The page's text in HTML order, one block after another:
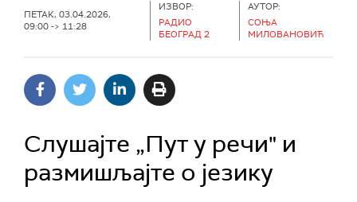
ПЕТАК, 03.04.2026,
09:00 -> 11:28
ИЗВОР:
РАДИО
БЕОГРАД 2
АУТОР:
СОЊА
МИЛОВАНОВИЋ
Слушајте „Пут у речи" и
размишљајте о језику